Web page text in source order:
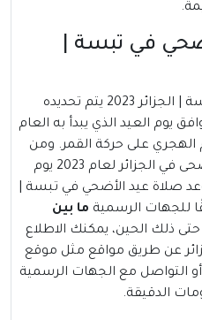
في تبسة |
موعد صلاة عيد الأضحي في تبسة | الجزائر 2023 يتم تحديده
يوم العيد الذي يبدأ به العام
الهجري على حركة القمر. ومن
المتوقع أن يكون موعد عيد الأضحى في الجزائر لعام 2023 يوم
فإن موعد صلاة عيد الأضحي في تبسة |
ما بين
حتى ذلك الحين، يمكنك الاطلاع
عن طريق مواقع مثل موقع
أو التواصل مع الجهات الرسمية
الدقيقة.